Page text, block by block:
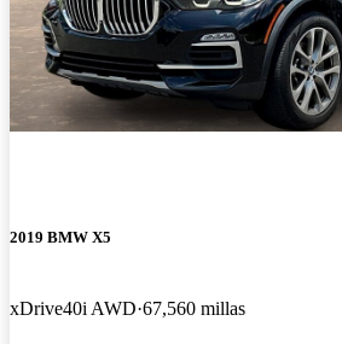
2019 BMW X5
xDrive40i AWD 67,560 millas